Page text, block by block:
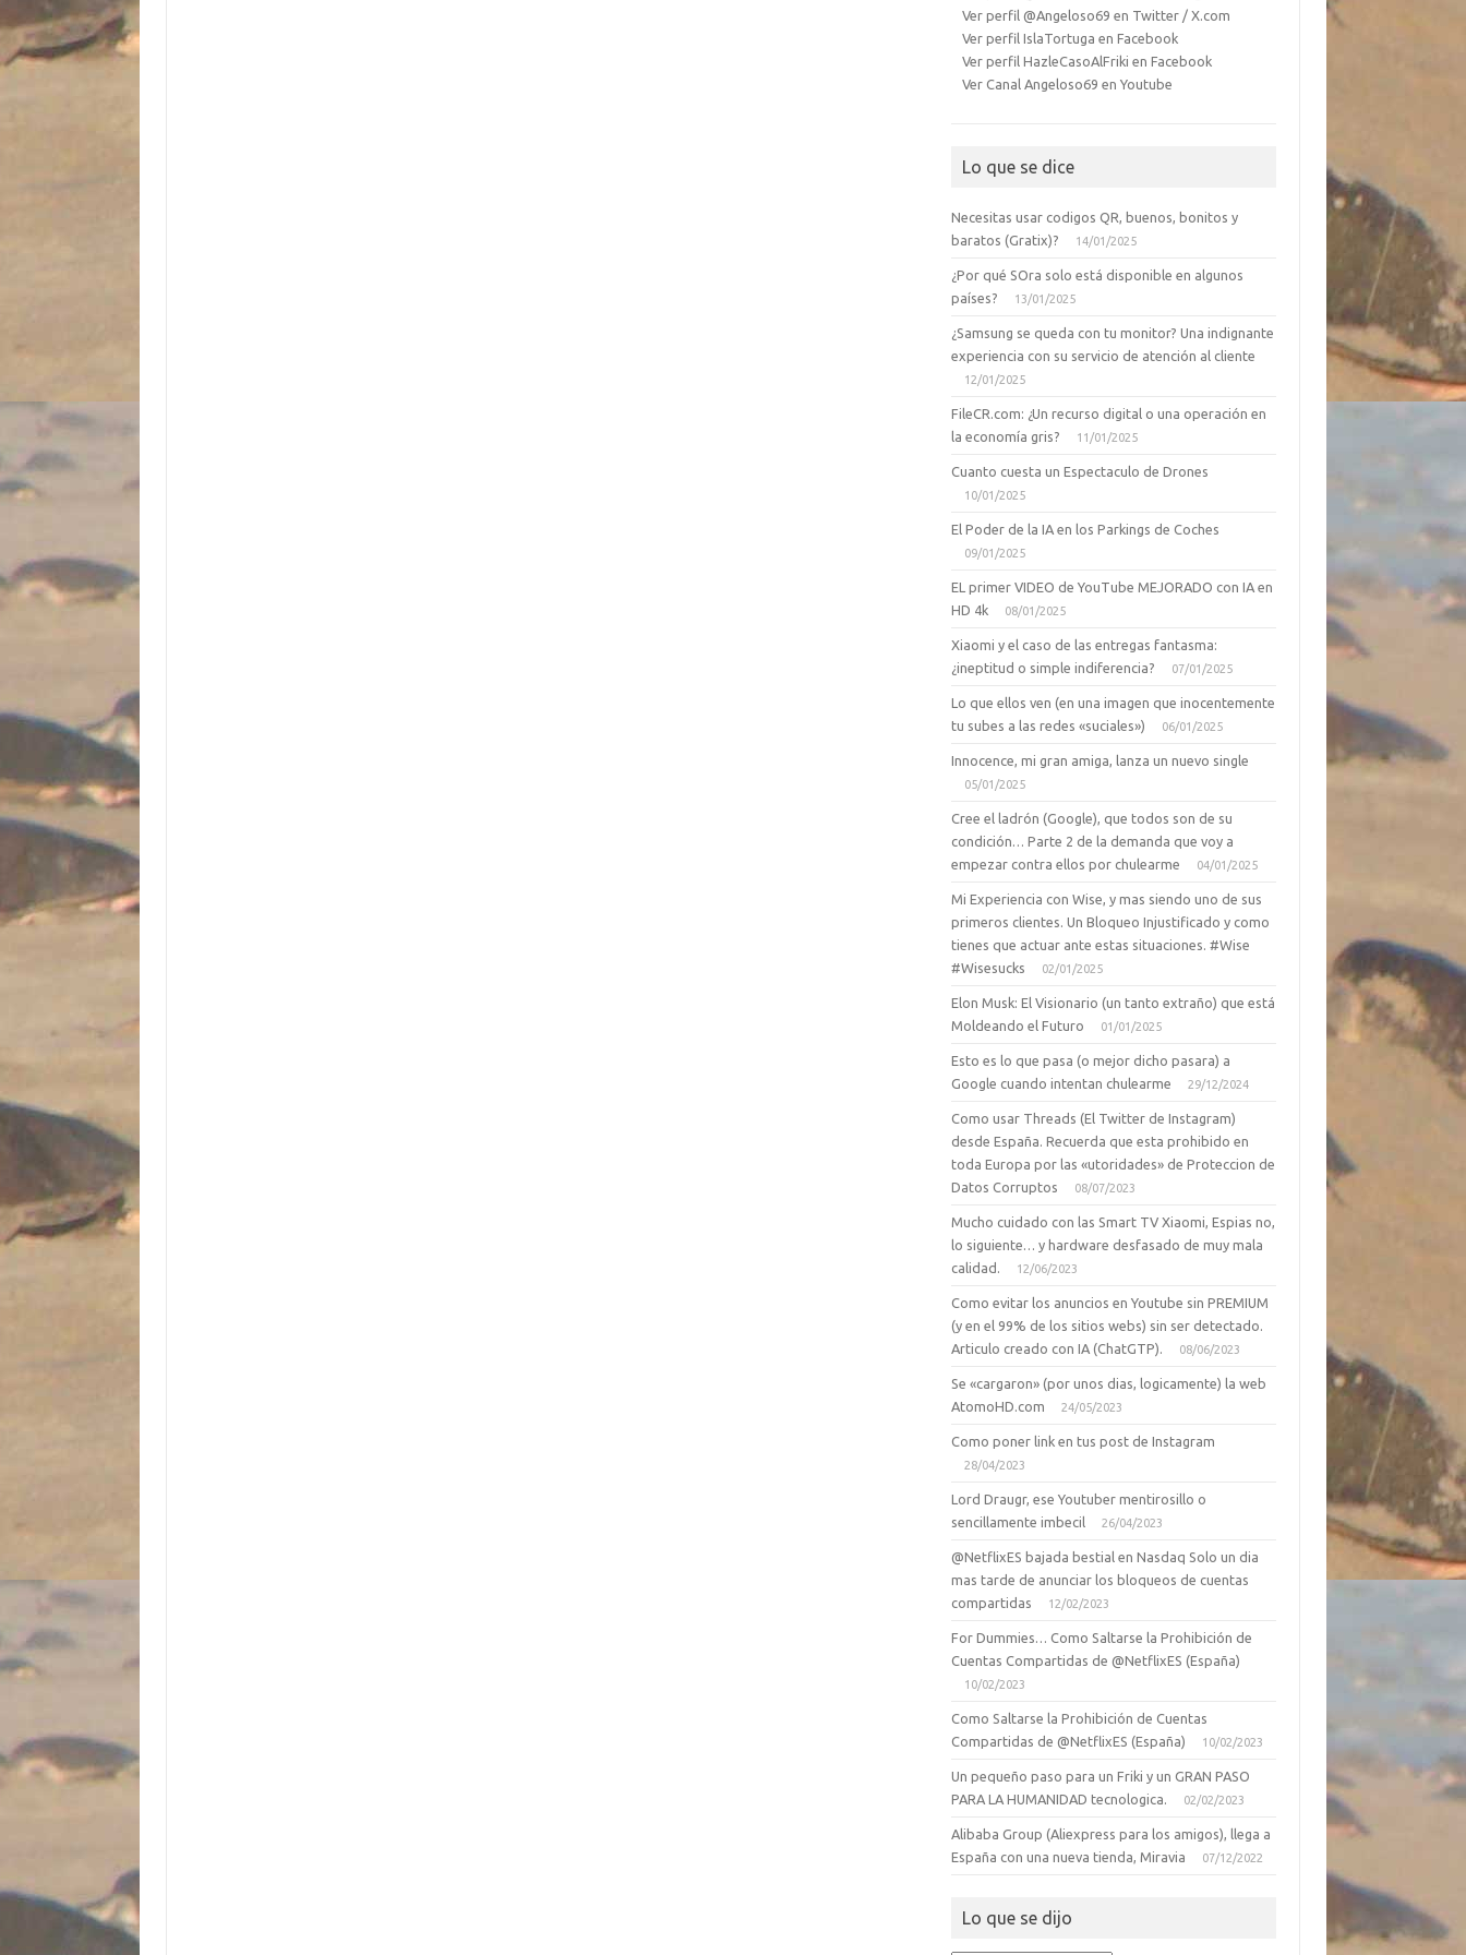
Ver perfil @Angeloso69 en Twitter / X.com
Ver perfil IslaTortuga en Facebook
Ver perfil HazleCasoAlFriki en Facebook
Ver Canal Angeloso69 en Youtube
Lo que se dice
Necesitas usar codigos QR, buenos, bonitos y
baratos (Gratix)?
14/01/2025
¿Por qué SOra solo está disponible en algunos
países?
13/01/2025
¿Samsung se queda con tu monitor? Una indignante
experiencia con su servicio de atención al cliente
12/01/2025
FileCR.com: ¿Un recurso digital o una operación en
la economía gris?
11/01/2025
Cuanto cuesta un Espectaculo de Drones
10/01/2025
El Poder de la IA en los Parkings de Coches
09/01/2025
EL primer VIDEO de YouTube MEJORADO con IA en
HD 4k
08/01/2025
Xiaomi y el caso de las entregas fantasma:
¿ineptitud o simple indiferencia?
07/01/2025
Lo que ellos ven (en una imagen que inocentemente
tu subes a las redes «suciales»)
06/01/2025
Innocence, mi gran amiga, lanza un nuevo single
05/01/2025
Cree el ladrón (Google), que todos son de su
condición… Parte 2 de la demanda que voy a
empezar contra ellos por chulearme
04/01/2025
Mi Experiencia con Wise, y mas siendo uno de sus
primeros clientes. Un Bloqueo Injustificado y como
tienes que actuar ante estas situaciones. #Wise
#Wisesucks
02/01/2025
Elon Musk: El Visionario (un tanto extraño) que está
Moldeando el Futuro
01/01/2025
Esto es lo que pasa (o mejor dicho pasara) a
Google cuando intentan chulearme
29/12/2024
Como usar Threads (El Twitter de Instagram)
desde España. Recuerda que esta prohibido en
toda Europa por las «utoridades» de Proteccion de
Datos Corruptos
08/07/2023
Mucho cuidado con las Smart TV Xiaomi, Espias no,
lo siguiente… y hardware desfasado de muy mala
calidad.
12/06/2023
Como evitar los anuncios en Youtube sin PREMIUM
(y en el 99% de los sitios webs) sin ser detectado.
Articulo creado con IA (ChatGTP).
08/06/2023
Se «cargaron» (por unos dias, logicamente) la web
AtomoHD.com
24/05/2023
Como poner link en tus post de Instagram
28/04/2023
Lord Draugr, ese Youtuber mentirosillo o
sencillamente imbecil
26/04/2023
@NetflixES bajada bestial en Nasdaq Solo un dia
mas tarde de anunciar los bloqueos de cuentas
compartidas
12/02/2023
For Dummies… Como Saltarse la Prohibición de
Cuentas Compartidas de @NetflixES (España)
10/02/2023
Como Saltarse la Prohibición de Cuentas
Compartidas de @NetflixES (España)
10/02/2023
Un pequeño paso para un Friki y un GRAN PASO
PARA LA HUMANIDAD tecnologica.
02/02/2023
Alibaba Group (Aliexpress para los amigos), llega a
España con una nueva tienda, Miravia
07/12/2022
Lo que se dijo